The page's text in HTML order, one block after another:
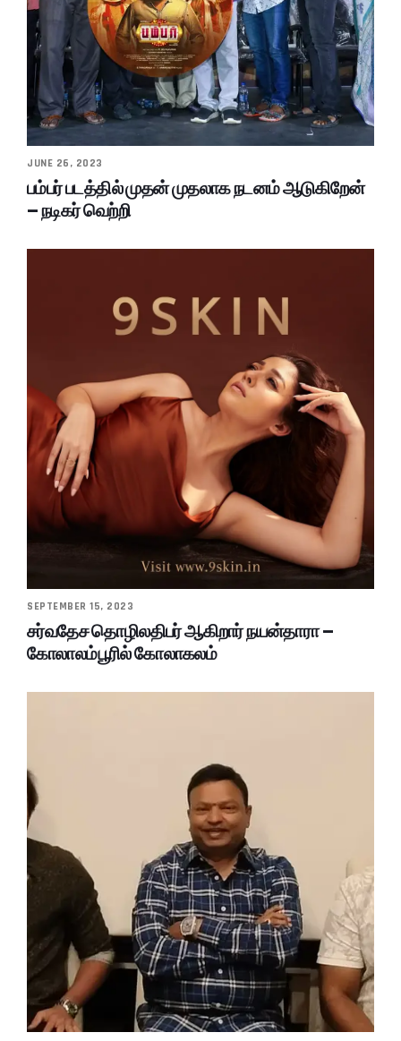
JUNE 26, 2023
பம்பர் படத்தில் முதன் முதலாக நடனம் ஆடுகிறேன்
– நடிகர் வெற்றி
SEPTEMBER 15, 2023
சர்வதேச தொழிலதிபர் ஆகிறார் நயன்தாரா –
கோலாலம்பூரில் கோலாகலம்